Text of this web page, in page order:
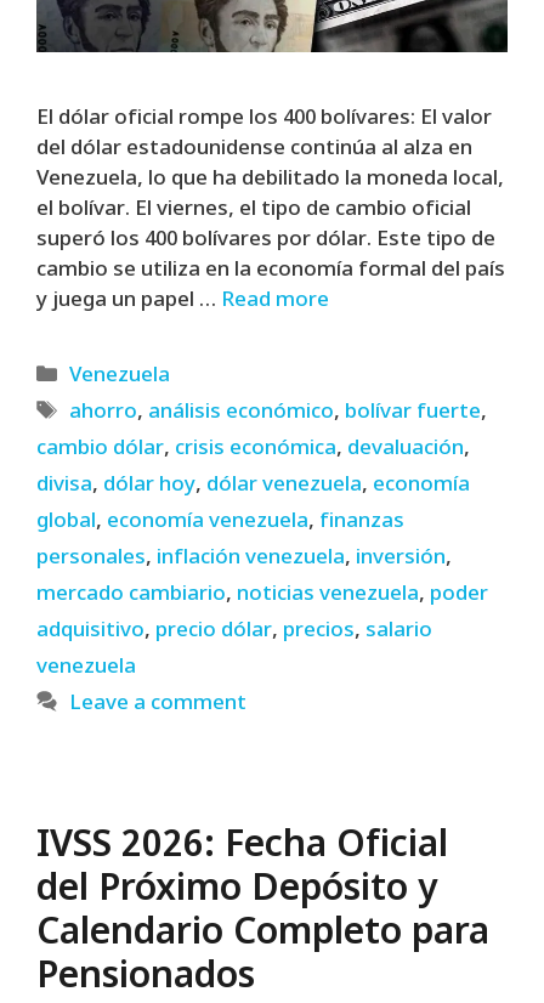
El dólar oficial rompe los 400 bolívares: El valor
del dólar estadounidense continúa al alza en
Venezuela, lo que ha debilitado la moneda local,
el bolívar. El viernes, el tipo de cambio oficial
superó los 400 bolívares por dólar. Este tipo de
cambio se utiliza en la economía formal del país
y juega un papel … Read more
Categories
Venezuela
Tags
ahorro, análisis económico, bolívar fuerte,
cambio dólar, crisis económica, devaluación,
divisa, dólar hoy, dólar venezuela, economía
global, economía venezuela, finanzas
personales, inflación venezuela, inversión,
mercado cambiario, noticias venezuela, poder
adquisitivo, precio dólar, precios, salario
venezuela
Leave a comment
IVSS 2026: Fecha Oficial
del Próximo Depósito y
Calendario Completo para
Pensionados